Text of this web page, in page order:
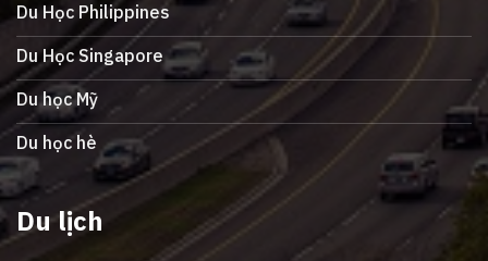
Du Học Philippines
Du Học Singapore
Du học Mỹ
Du học hè
Du lịch